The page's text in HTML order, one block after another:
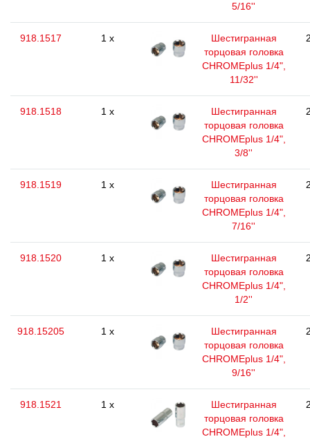
5/16''
918.1517 1 x
Шестигранная
торцовая головка
CHROMEplus 1/4",
11/32''
918.1518 1 x
Шестигранная
торцовая головка
CHROMEplus 1/4",
3/8''
918.1519 1 x
Шестигранная
торцовая головка
CHROMEplus 1/4",
7/16''
918.1520 1 x
Шестигранная
торцовая головка
CHROMEplus 1/4",
1/2''
918.15205 1 x
Шестигранная
торцовая головка
CHROMEplus 1/4",
9/16''
918.1521 1 x
Шестигранная
торцовая головка
CHROMEplus 1/4",